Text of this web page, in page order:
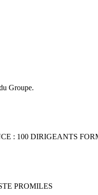
Groupe.
: 100 DIRIGEANTS
PROMILES